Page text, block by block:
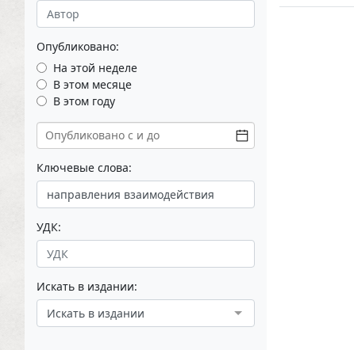
Опубликовано:
На этой неделе
В этом месяце
В этом году
Ключевые слова:
УДК:
Искать в издании:
Искать в издании